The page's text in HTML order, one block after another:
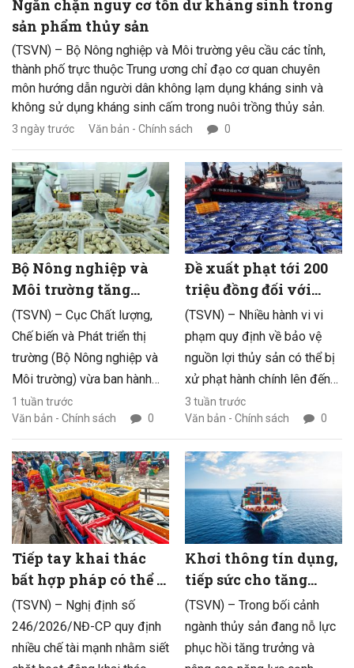
Ngăn chặn nguy cơ tồn dư kháng sinh trong
sản phẩm thủy sản
(TSVN) – Bộ Nông nghiệp và Môi trường yêu cầu các tỉnh,
thành phố trực thuộc Trung ương chỉ đạo cơ quan chuyên
môn hướng dẫn người dân không lạm dụng kháng sinh và
không sử dụng kháng sinh cấm trong nuôi trồng thủy sản.
3 ngày trước Văn bản - Chính sách 0
Bộ Nông nghiệp và
Môi trường tăng
cường kiểm tra truy
xuất nguồn gốc thủy
sản xuất khẩu
(TSVN) – Cục Chất lượng,
Chế biến và Phát triển thị
trường (Bộ Nông nghiệp và
Môi trường) vừa ban hành
quyết định thành lập 10
đoàn kiểm tra việc thực hiện
truy xuất nguồn gốc tại các
cơ sở sản xuất, chế biến
thủy sản xuất khẩu có nguồn
gốc khai thác, thủy sản sống
và nhuyễn thể hai mảnh vỏ
trên phạm vi cả nước.
1 tuần trước
Văn bản - Chính sách
0
Đề xuất phạt tới 200
triệu đồng đối với
hành vi xâm hại
nguồn lợi thủy sản
(TSVN) – Nhiều hành vi vi
phạm quy định về bảo vệ
nguồn lợi thủy sản có thể bị
xử phạt hành chính lên đến
200 triệu đồng, đồng thời bị
tịch thu tang vật, phương
tiện, tước giấy phép khai
thác, buộc khôi phục hiện
trạng hoặc thực hiện các
biện pháp khắc phục hậu
quả khác.
3 tuần trước
Văn bản - Chính sách
0
Tiếp tay khai thác
bất hợp pháp có thể bị
phạt tới 300 triệu
đồng
(TSVN) – Nghị định số
246/2026/NĐ-CP quy định
nhiều chế tài mạnh nhằm siết
Khơi thông tín dụng,
tiếp sức cho tăng
trưởng thủy sản
(TSVN) – Trong bối cảnh
ngành thủy sản đang nỗ lực
phục hồi tăng trưởng và